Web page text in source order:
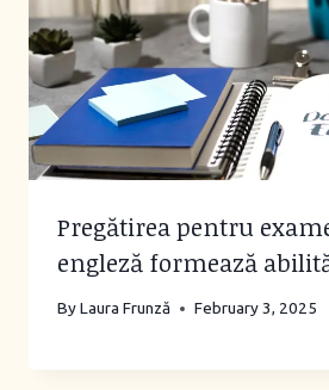
Pregătirea pentru
engleză formează
ByLaura Frunză February 3, 2025